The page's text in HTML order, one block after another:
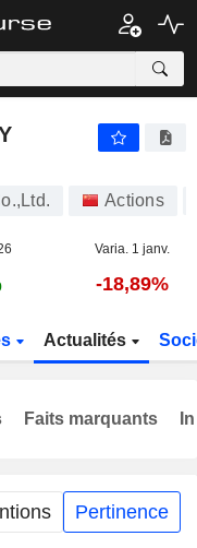
Actions
Varia. 1 janv.
-18,89%
Actualités
Pertinence
Faits marquants